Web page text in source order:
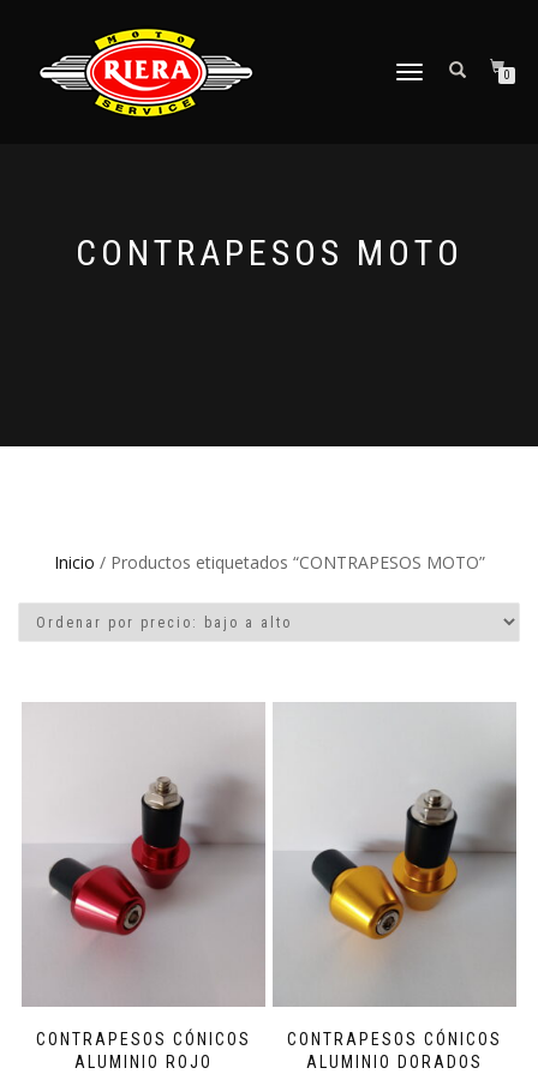
CAMBIAR
0
CONTRAPESOS MOTO
Inicio / Productos etiquetados “CONTRAPESOS MOTO”
CONTRAPESOS CÓNICOS
ALUMINIO ROJO
CONTRAPESOS CÓNICOS
ALUMINIO DORADOS